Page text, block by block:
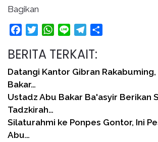
Bagikan
FacebookTwitterWhatsApp
Line Telegram
BERITA TERKAIT:
Datangi Kantor Gibran
Bakar…
Ustadz Abu Bakar Ba'asyir Berikan
Tadzkirah…
Silaturahmi ke Ponpes Gontor, Ini
Abu…